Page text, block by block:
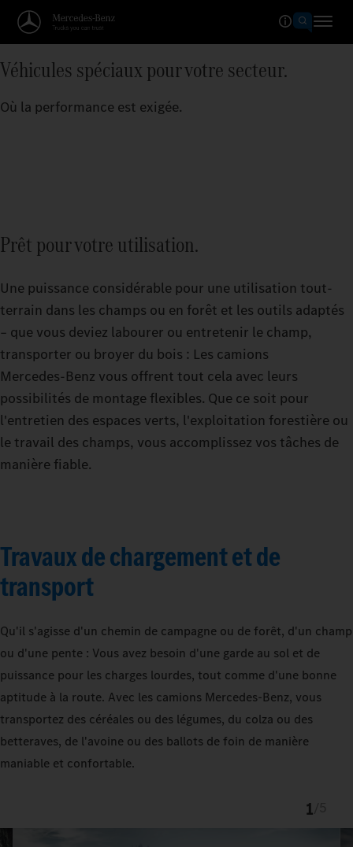
Véhicules spéciaux pour votre secteur.
Où la performance est exigée.
Prêt pour votre utilisation.
Une puissance considérable pour une utilisation tout-
terrain dans les champs ou en forêt et les outils adaptés
– que vous deviez labourer ou entretenir le champ,
transporter ou broyer du bois : Les camions
Mercedes‑Benz vous offrent tout cela avec leurs
possibilités de montage flexibles. Que ce soit pour
l'entretien des espaces verts, l'exploitation forestière ou
le travail des champs, vous accomplissez vos tâches de
manière fiable.
Travaux de chargement et de
transport
Qu'il s'agisse d'un chemin de campagne ou de forêt, d'un champ
ou d'une pente : Vous avez besoin d'une garde au sol et de
puissance pour les charges lourdes, tout comme d'une bonne
aptitude à la route. Avec les camions Mercedes‑Benz, vous
transportez des céréales ou des légumes, du colza ou des
betteraves, de l'avoine ou des ballots de foin de manière
maniable et confortable.
1